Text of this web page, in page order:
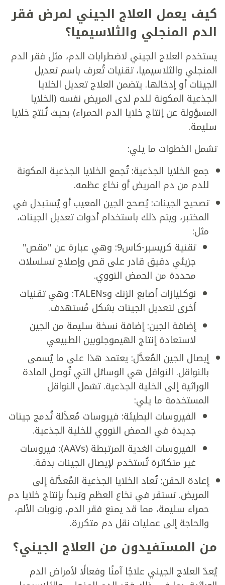
كيف يعمل العلاج الجيني لمرض فقر
الدم المنجلي والثلاسيميا؟
يستخدم العلاج الجيني لاضطرابات الدم، مثل فقر الدم
المنجلي والثلاسيميا، تقنيات تُعرف باسم تعديل
الجينات أو إدخالها. يتضمن العلاج تعديل الخلايا
الجذعية المكونة للدم لدى المريض نفسه (الخلايا
المسؤولة عن إنتاج خلايا الدم الحمراء) بحيث تُنتج خلايا
سليمة.
تشمل الخطوات ما يلي:
جمع الخلايا الجذعية: تُجمع الخلايا الجذعية المكونة
للدم من دم المريض أو نخاع عظمه.
تصحيح الجينات: يُصحح الجين المعيب أو يُستبدل في
المختبر، ويتم ذلك باستخدام أدوات تعديل الجينات،
مثل:
تقنية كريسبر-كاس9: وهي عبارة عن "مقص"
جزيئي دقيق قادر على قص وإصلاح تسلسلات
محددة من الحمض النووي.
نوكليازات أصابع الزنك وTALENs: وهي تقنيات
أخرى لتعديل الجينات بشكل مُستهدف.
إضافة الجين: إضافة نسخة سليمة من الجين
لاستعادة إنتاج الهيموجلوبين الطبيعي
إيصال الجين المُعدَّل: يعتمد هذا على ما يُسمى
بالنواقل. النواقل هي الوسائل التي تُوصل المادة
الوراثية إلى الخلية الجذعية. تشمل النواقل
المستخدمة ما يلي:
الفيروسات البطيئة: فيروسات مُعدَّلة تُدمج جينات
جديدة في الحمض النووي للخلية الجذعية.
الفيروسات الغدية المرتبطة (AAVs): فيروسات
غير متكاثرة تُستخدم لإيصال الجينات بدقة.
إعادة الحقن: تُعاد الخلايا الجذعية المُعدَّلة إلى
المريض. تستقر في نخاع العظم وتبدأ بإنتاج خلايا دم
حمراء سليمة، مما قد يمنع فقر الدم، ونوبات الألم،
والحاجة إلى عمليات نقل دم متكررة.
من المستفيدون من العلاج الجيني؟
يُعدّ العلاج الجيني علاجًا آمنًا وفعالًا لأمراض الدم